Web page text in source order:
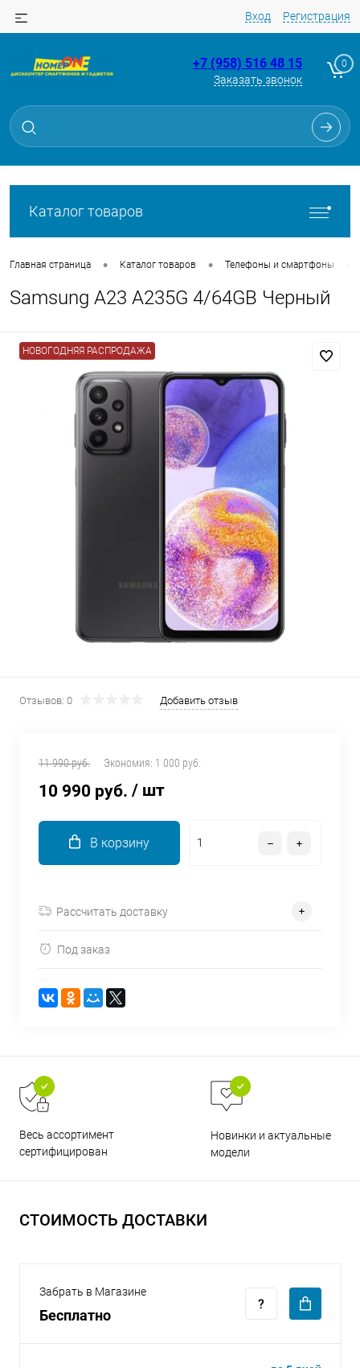
Вход Регистрация
+7 (958) 516 48 15
Заказать звонок
0
Каталог товаров
Главная страница • Каталог товаров • Телефоны и смартфоны
Samsung A23 A235G 4/64GB Черный
НОВОГОДНЯЯ РАСПРОДАЖА
Отзывов: 0 Добавить отзыв
11 990 руб. Экономия: 1 000 руб.
10 990 руб. / шт
В корзину
Рассчитать доставку
Под заказ
Весь ассортимент
сертифицирован
Новинки и актуальные
модели
СТОИМОСТЬ ДОСТАВКИ
Забрать в Магазине
Бесплатно
Для клиентов всех банков
Разбейте
без переплат
Сегодня
Добавляйте товары
в корзину
Оплачивайте сегодня только
% картой любого банка
выбранный способом
% будут
с вашей карты
25%каждые 2 недели
Остались вопросы?
8 800 302-02-51
plait.ru